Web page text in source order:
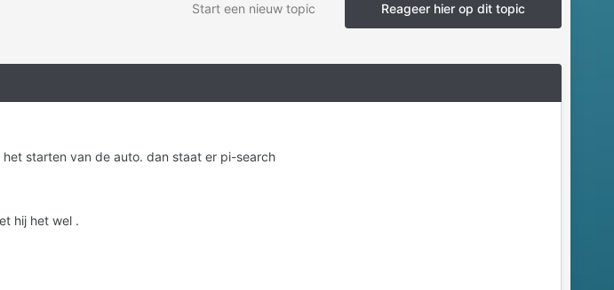
Reageer hier op dit topic
Start een nieuw topic
starten van de auto. dan staat er pi-search
hij het wel .